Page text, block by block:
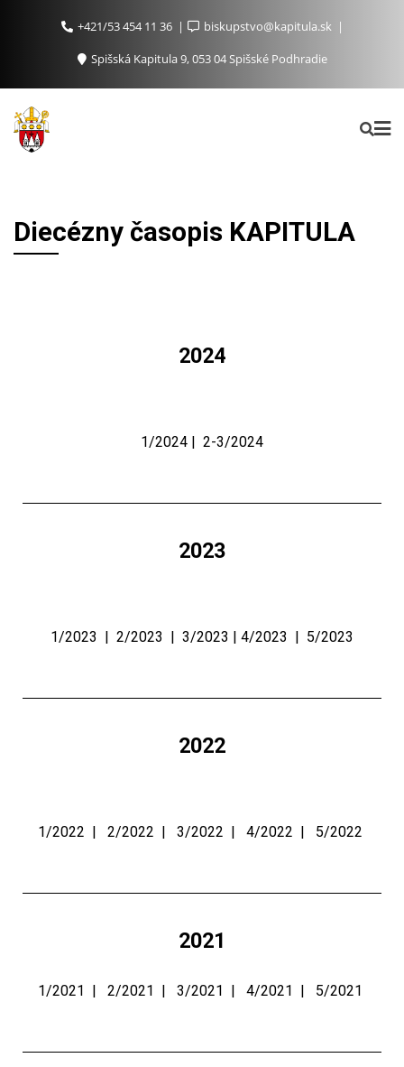
+421/53 454 11 36
biskupstvo@kapitula.sk
Spišská Kapitula 9, 053 04 Spišské Podhradie
Diecézny časopis KAPITULA
2024
1/2024 | 2-3/2024
2023
1/2023 | 2/2023 | 3/2023 | 4/2023 | 5/2023
2022
1/2022 | 2/2022 | 3/2022 | 4/2022 | 5/2022
2021
1/2021 | 2/2021 | 3/2021 | 4/2021 | 5/2021